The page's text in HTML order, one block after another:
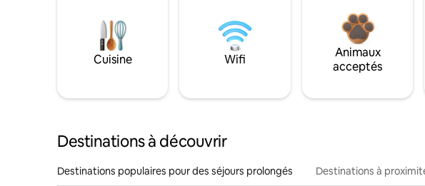
Cuisine Wifi
Animaux
acceptés
Destinations à découvrir
Destinations populaires pour des séjours prolongés Destinations à